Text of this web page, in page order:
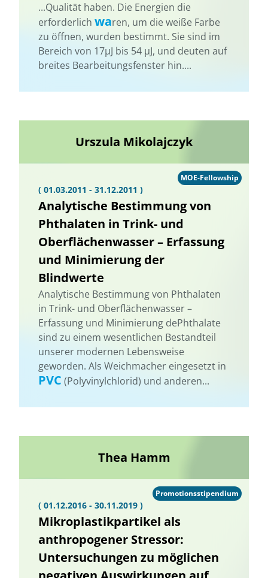
...Qualität haben. Die Energien die
erforderlich waren, um die weiße Farbe
zu öffnen, wurden bestimmt. Sie sind im
Bereich von 17µJ bis 54 µJ, und deuten auf
breites Bearbeitungsfenster hin....
Urszula Mikolajczyk
( 01.03.2011 - 31.12.2011 )
Analytische Bestimmung von
Phthalaten in Trink- und
Oberflächenwasser – Erfassung
und Minimierung der
Blindwerte
Analytische Bestimmung von Phthalaten
in Trink- und Oberflächenwasser –
Erfassung und Minimierung dePhthalate
sind zu einem wesentlichen Bestandteil
unserer modernen Lebensweise
geworden. Als Weichmacher eingesetzt in
PVC (Polyvinylchlorid) und anderen...
MOE-Fellowship
Thea Hamm
( 01.12.2016 - 30.11.2019 )
Mikroplastikpartikel als
anthropogener Stressor:
Untersuchungen zu möglichen
Promotionsstipendium